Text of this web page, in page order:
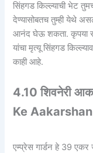
सिंहगड किल्ल्याची भेट
देण्यासोबतच तुम्ही येथे
आनंद घेऊ शकता. कृपया
यांचा मृत्यू सिंहगड
काही आहे.
4.10 शिवनेरी
Ke
एम्प्रेस गार्डन हे 39